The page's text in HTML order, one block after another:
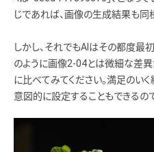
じであれば、画像の生成結果も同
しかし、それでもAIはその都度最
のように画像2-04とは微細な差異
に比べてみてください。満足のい
意図的に設定することもできるので